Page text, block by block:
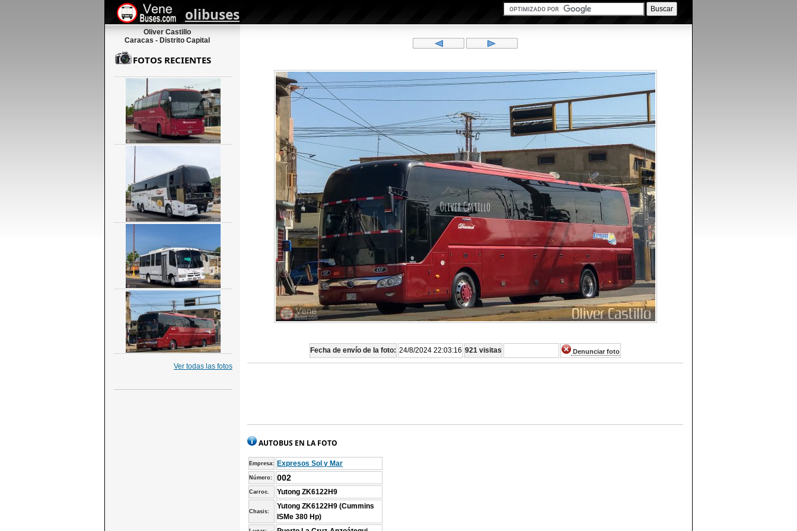
olibuses
Oliver Castillo
Caracas - Distrito Capital
Fecha de envío de la foto: 24/8/2024 22:03:16 921 visitas Denunciar foto
AUTOBUS EN LA FOTO
Empresa: Expresos Sol y Mar
Número: 002
Carroc. Yutong ZK6122H9
Chasis:
Yutong ZK6122H9 (Cummins
ISMe 380 Hp)
FOTOS RECIENTES
Ver todas las fotos